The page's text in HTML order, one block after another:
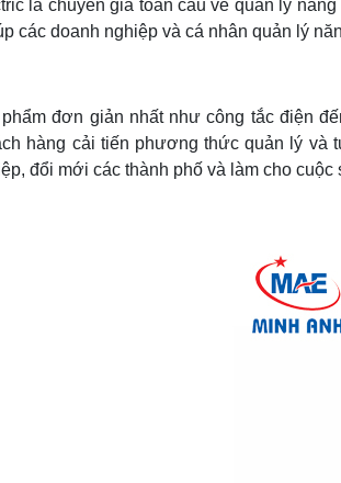
là chuyên gia toàn cầu về quản lý
các doanh nghiệp và cá nhân quản lý
đơn giản nhất như công tắc điện
hàng cải tiến phương thức quản lý
đổi mới các thành phố và làm cho cuộc